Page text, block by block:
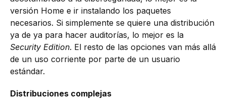
versión Home e ir instalando los paquetes
necesarios. Si simplemente se quiere una distribución
ya de ya para hacer auditorías, lo mejor es la
Security Edition. El resto de las opciones van más allá
de un uso corriente por parte de un usuario
estándar.
Distribuciones complejas